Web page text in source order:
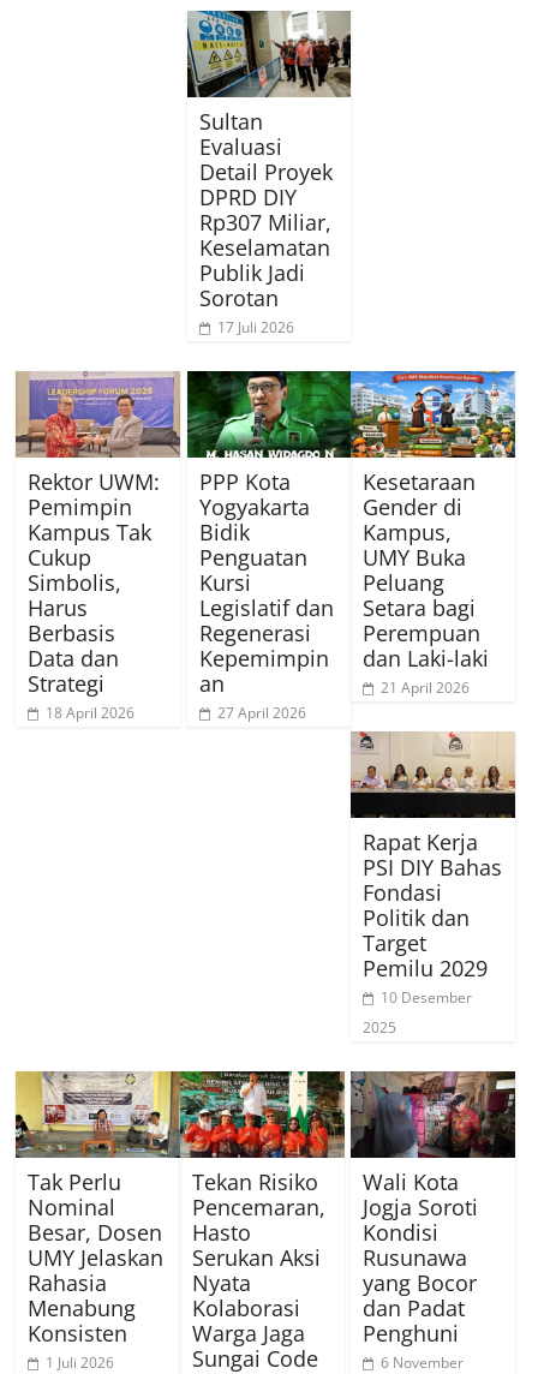
Sultan
Evaluasi
Detail Proyek
DPRD DIY
Rp307 Miliar,
Keselamatan
Publik Jadi
Sorotan
17 Juli 2026
Rektor UWM:
Pemimpin
Kampus Tak
Cukup
Simbolis,
Harus
Berbasis
Data dan
Strategi
18 April 2026
PPP Kota
Yogyakarta
Bidik
Penguatan
Kursi
Legislatif dan
Regenerasi
Kepemimpin
an
27 April 2026
Kesetaraan
Gender di
Kampus,
UMY Buka
Peluang
Setara bagi
Perempuan
dan Laki-laki
21 April 2026
Rapat Kerja
PSI DIY Bahas
Fondasi
Politik dan
Target
Pemilu 2029
10 Desember
2025
Tak Perlu
Nominal
Besar, Dosen
UMY Jelaskan
Rahasia
Menabung
Konsisten
1 Juli 2026
Tekan Risiko
Pencemaran,
Hasto
Serukan Aksi
Nyata
Kolaborasi
Warga Jaga
Sungai Code
Wali Kota
Jogja Soroti
Kondisi
Rusunawa
yang Bocor
dan Padat
Penghuni
6 November